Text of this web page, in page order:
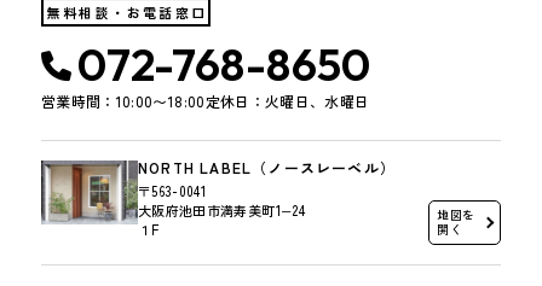
無料相談・お電話窓口
072-768-8650
営業時間：10:00〜18:00定休日：火曜日、水曜日
NORTH LABEL（ノースレーベル）
〒563-0041
大阪府池田市満寿美町1−24
１F
地図を
開く